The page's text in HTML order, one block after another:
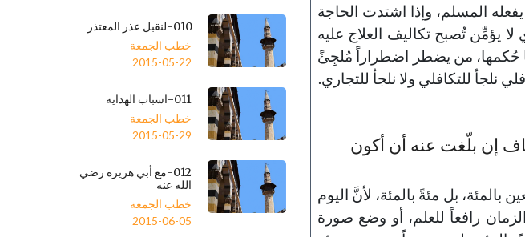
المسلم، وإذا اشتدت الحاجة
لا يؤمِّن تُصبح تكاليف العلاج عليه
حُكمها، من يضطر اضطراراً مُلجِئً
نلجأ للتكافلي ولا نلجأ للتجاري.
إن بلّغت عنه أن أكون
بل مئةً بالمئة، لأنَّ اليوم
رافعاً للعلم، أو وضع صورة
010-لنقبل عذر المعتذر
خطب الجمعة
2015-05-22
011-اسباب الهدايه
خطب الجمعة
2015-05-29
012-مع أبي هريره رضي
الله عنه
خطب الجمعة
2015-06-05